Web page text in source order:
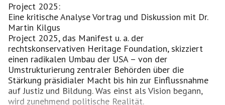
Project 2025:
Eine kritische Analyse Vortrag und Diskussion mit Dr.
Martin Kilgus
Project 2025, das Manifest u. a. der
rechtskonservativen Heritage Foundation, skizziert
einen radikalen Umbau der USA – von der
Umstrukturierung zentraler Behörden über die
Stärkung präsidialer Macht bis hin zur Einflussnahme
auf Justiz und Bildung. Was einst als Vision begann,
wird zunehmend politische Realität.